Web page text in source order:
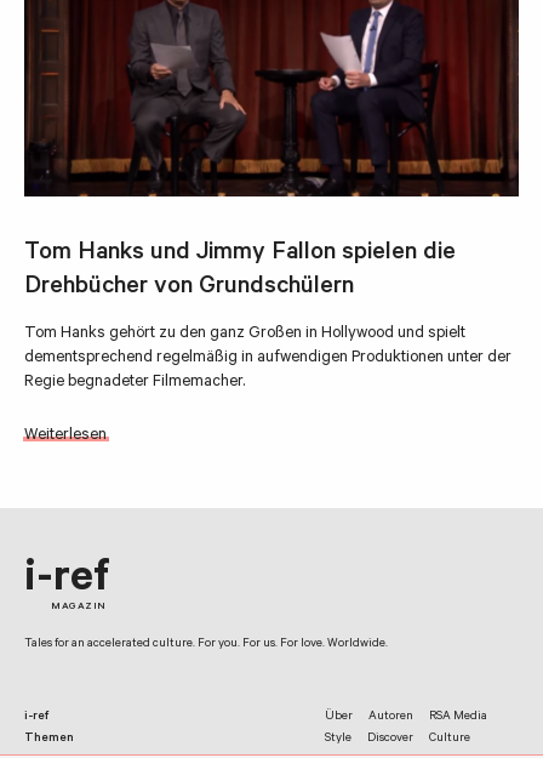
Tom Hanks und Jimmy Fallon spielen die
Drehbücher von Grundschülern
Tom Hanks gehört zu den ganz Großen in Hollywood und spielt
dementsprechend regelmäßig in aufwendigen Produktionen unter der
Regie begnadeter Filmemacher.
Weiterlesen
i-ref
MAGAZIN
Tales for an accelerated culture. For you. For us. For love. Worldwide.
i-ref Über Autoren
RSA Media
Themen
Style Discover
Culture